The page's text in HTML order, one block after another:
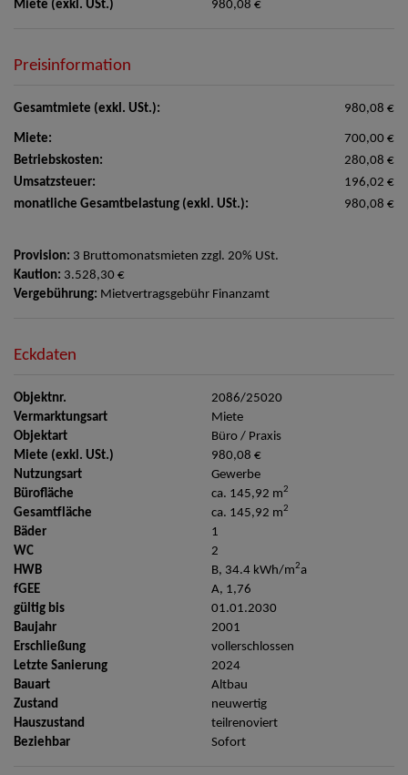
Miete (exkl. USt.) 980,08 €
Preisinformation
Gesamtmiete (exkl. USt.): 980,08 €
Miete:
700,00 €
Betriebskosten:
280,08 €
Umsatzsteuer:
196,02 €
monatliche Gesamtbelastung (exkl. USt.):
980,08 €
Provision: 3 Bruttomonatsmieten zzgl. 20% USt.
Kaution: 3.528,30 €
Vergebührung: Mietvertragsgebühr Finanzamt
Eckdaten
Objektnr.
2086/25020
Vermarktungsart
Miete
Objektart
Büro / Praxis
Miete (exkl. USt.)
980,08 €
Nutzungsart
Gewerbe
Bürofläche
ca. 145,92 m2
Gesamtfläche ca. 145,92 m2
Bäder
1
WC
2
HWB
B, 34.4 kWh/m2a
fGEE
A, 1,76
gültig bis
01.01.2030
Baujahr
2001
Erschließung
vollerschlossen
Letzte Sanierung
2024
Bauart
Altbau
Zustand
neuwertig
Hauszustand
teilrenoviert
Beziehbar
Sofort